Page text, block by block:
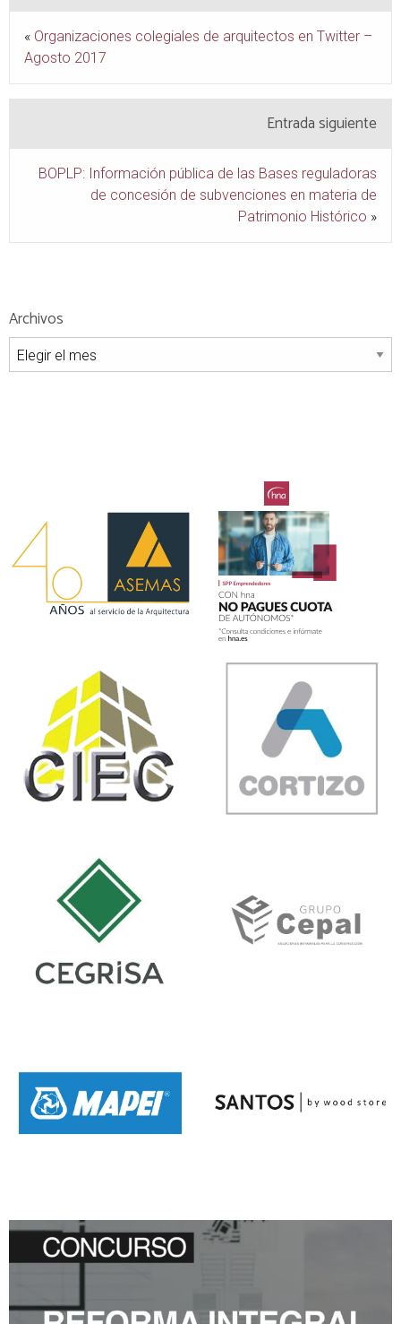
« Organizaciones colegiales de arquitectos en Twitter –
Agosto 2017
Entrada siguiente
BOPLP: Información pública de las Bases reguladoras
de concesión de subvenciones en materia de
Patrimonio Histórico »
Archivos
Archivos